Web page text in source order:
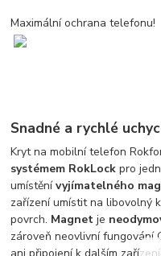
Maximální ochrana telefonu!
Snadné a rychlé
Kryt na mobilní telefon
systémem RokLock pro
umístěnívyjímatelného
zařízení umístit na libovolný
povrch. Magnet je
zároveň neovlivní fungování